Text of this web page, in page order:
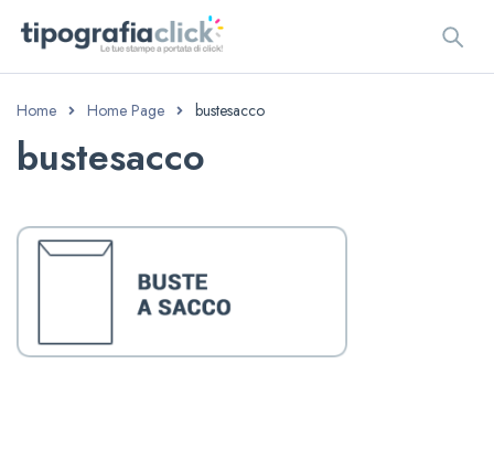
Home Home Page bustesacco
bustesacco